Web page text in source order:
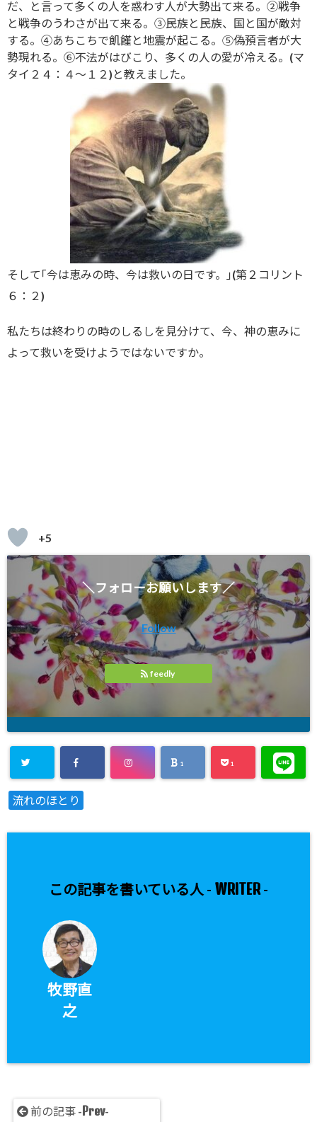
だ、と言って多くの人を惑わす人が大勢出て来る。②戦争
と戦争のうわさが出て来る。③民族と民族、国と国が敵対
する。④あちこちで飢饉と地震が起こる。⑤偽預言者が大
勢現れる。⑥不法がはびこり、多くの人の愛が冷える。(マ
タイ２４：４～１２)と教えました。
そして｢今は恵みの時、今は救いの日です。｣(第２コリント
６：２)
私たちは終わりの時のしるしを見分けて、今、神の恵みに
よって救いを受けようではないですか。
+5
＼フォローお願いします／
Follow
feedly
1 1
流れのほとり
この記事を書いている人 - WRITER-
牧野直
之
前の記事 -Prev-